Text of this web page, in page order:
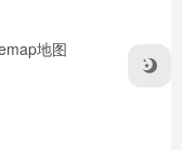
地图